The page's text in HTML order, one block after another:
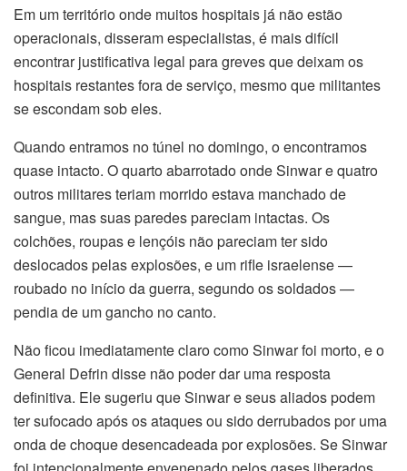
games
giriş
Escort
Generator
Em um território onde muitos hospitais já não estão
operacionais, disseram especialistas, é mais difícil
encontrar justificativa legal para greves que deixam os
hospitais restantes fora de serviço, mesmo que militantes
se escondam sob eles.
Quando entramos no túnel no domingo, o encontramos
quase intacto. O quarto abarrotado onde Sinwar e quatro
outros militares teriam morrido estava manchado de
sangue, mas suas paredes pareciam intactas. Os
colchões, roupas e lençóis não pareciam ter sido
deslocados pelas explosões, e um rifle israelense —
roubado no início da guerra, segundo os soldados —
pendia de um gancho no canto.
Não ficou imediatamente claro como Sinwar foi morto, e o
General Defrin disse não poder dar uma resposta
definitiva. Ele sugeriu que Sinwar e seus aliados podem
ter sufocado após os ataques ou sido derrubados por uma
onda de choque desencadeada por explosões. Se Sinwar